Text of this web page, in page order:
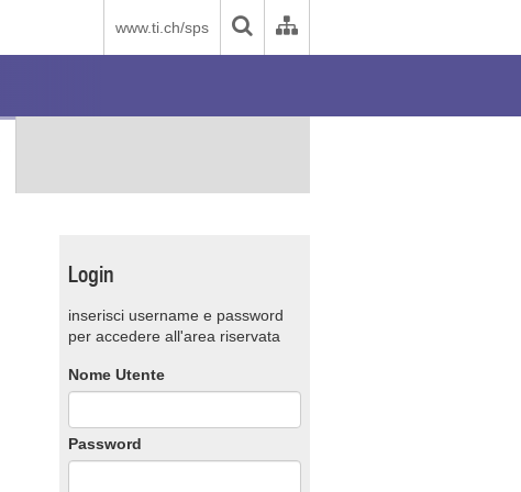
www.ti.ch/sps
Login
inserisci username e password
per accedere all'area riservata
Nome Utente
Password